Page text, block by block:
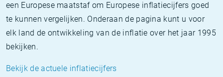
een Europese maatstaf om Europese inflatiecijfers goed
te kunnen vergelijken. Onderaan de pagina kunt u voor
elk land de ontwikkeling van de inflatie over het jaar 1995
bekijken.
Bekijk de actuele inflatiecijfers